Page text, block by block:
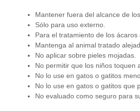
Mantener fuera del alcance de
Sólo para uso externo.
Para el tratamiento de los
Mantenga al animal tratado
No aplicar sobre pieles mojadas.
No permitir que los niños toquen
No lo use en gatos o gatitos
No lo use en gatos o gatitos que
No evaluado como seguro para